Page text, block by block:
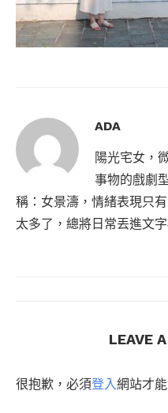
ADA
陽光宅女，
事物的戲劇
稱：女景濤，情緒表現只
太多了，總將日常丟進文字
LEAVE
很抱歉，必須登入網站才